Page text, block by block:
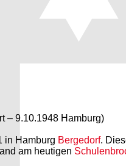
– 9.10.1948 Hamburg)
in Hamburg Bergedorf.
am heutigen